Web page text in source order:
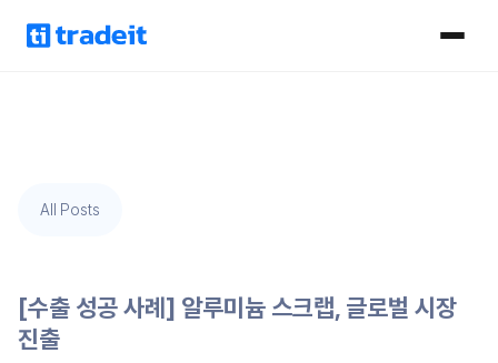
All Posts
[수출 성공 사례] 알루미늄 스크랩, 글로벌 시장
진출